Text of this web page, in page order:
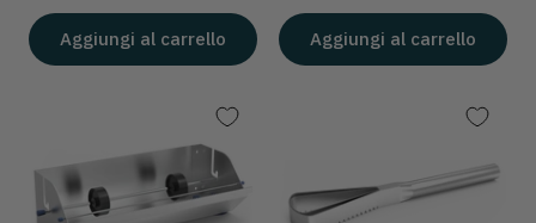
Aggiungi al carrello Aggiungi al carrello